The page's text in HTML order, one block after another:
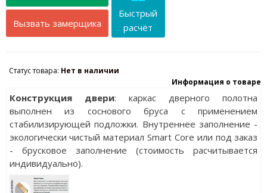
Вызвать замерщика
Быстрый
расчёт
Статус товара: Нет в наличии
Информация о товаре
Конструкция двери: каркас дверного полотна
выполнен из соснового бруса с применением
стабилизирующей подложки. Внутреннее заполнение -
экологически чистый материал Smart Core или под заказ
- брусковое заполнение (стоимость расчитывается
индивидуально).